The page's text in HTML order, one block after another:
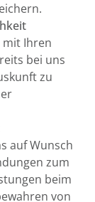
mit Ihren
bei uns
zu
auf Wunsch
zum
beim
von